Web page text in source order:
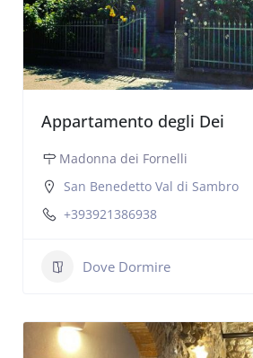
Appartamento degli Dei
Madonna dei Fornelli
San Benedetto Val di Sambro
+393921386938
Dove Dormire